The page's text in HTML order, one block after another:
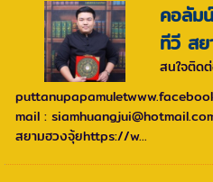
คอลัม
ทีวี ส
สนใจติด
mail :
สยามฮวงจุ้ยhttps://w...